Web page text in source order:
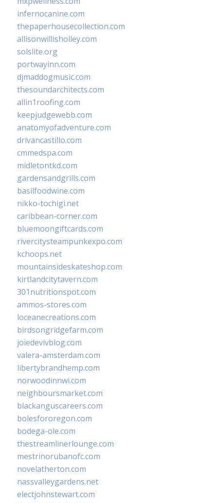
infernocanine.com
thepaperhousecollection.com
allisonwillisholley.com
solslite.org
portwayinn.com
djmaddogmusic.com
thesoundarchitects.com
allin1roofing.com
keepjudgewebb.com
anatomyofadventure.com
drivancastillo.com
cmmedspa.com
midletontkd.com
gardensandgrills.com
basilfoodwine.com
nikko-tochigi.net
caribbean-corner.com
bluemoongiftcards.com
rivercitysteampunkexpo.com
kchoops.net
mountainsideskateshop.com
kirtlandcitytavern.com
301nutritionspot.com
ammos-stores.com
loceanecreations.com
birdsongridgefarm.com
joiedevivblog.com
valera-amsterdam.com
libertybrandhemp.com
norwoodinnwi.com
neighboursmarket.com
blackanguscareers.com
bolesfororegon.com
bodega-ole.com
thestreamlinerlounge.com
mestrinorubanofc.com
novelatherton.com
nassvalleygardens.net
electjohnstewart.com